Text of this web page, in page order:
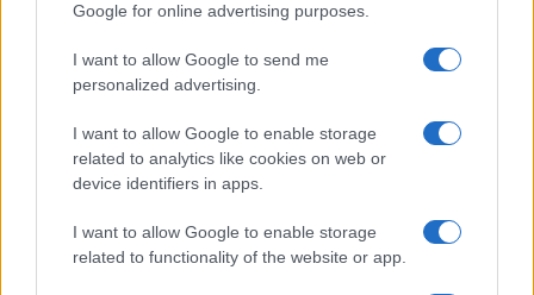
Google for online advertising purposes.
I want to allow Google to send me
personalized advertising.
I want to allow Google to enable storage
related to analytics like cookies on web or
device identifiers in apps.
I want to allow Google to enable storage
related to functionality of the website or app.
Marco Leardi, 9 febbraio 2025
Nicolaporro.it è anche su Whatsapp. È sufficiente
cliccare quiper iscriversi al canale ed essere sempre